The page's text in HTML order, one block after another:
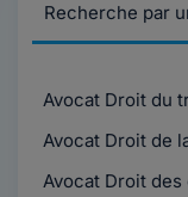
Recherche par
Avocat Droit du
Avocat Droit de
Avocat Droit